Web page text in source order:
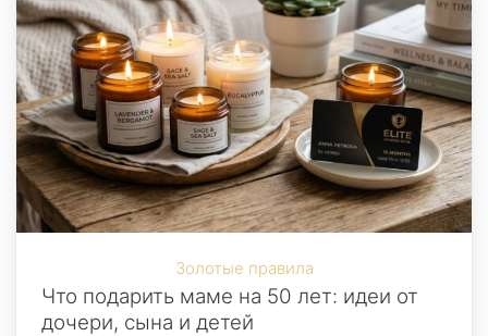
Золотые правила
Что подарить маме на 50 лет: идеи от
дочери, сына и детей